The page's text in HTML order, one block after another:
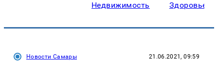
Недвижимость Здоровье
Новости Самары 21.06.2021, 09:59